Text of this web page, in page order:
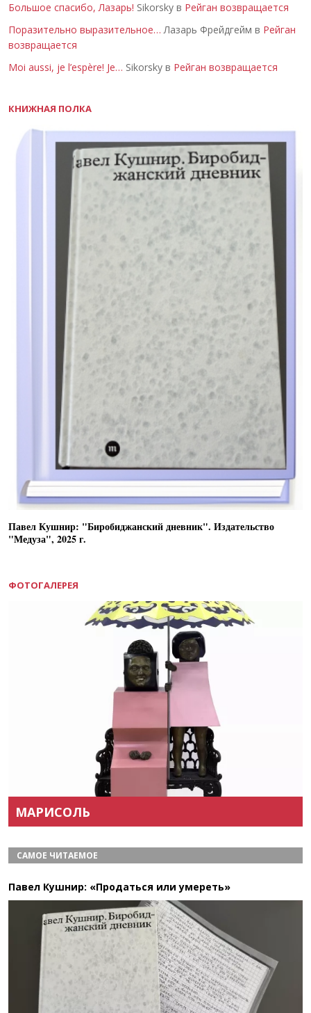
Большое спасибо, Лазарь! Sikorsky в Рейган возвращается
Поразительно выразительное… Лазарь Фрейдгейм в Рейган
возвращается
Moi aussi, je l’espère! Je… Sikorsky в Рейган возвращается
КНИЖНАЯ ПОЛКА
Павел Кушнир: "Биробиджанский дневник". Издательство
"Медуза", 2025 г.
ФОТОГАЛЕРЕЯ
МАРИСОЛЬ
САМОЕ ЧИТАЕМОЕ
Павел Кушнир: «Продаться или умереть»